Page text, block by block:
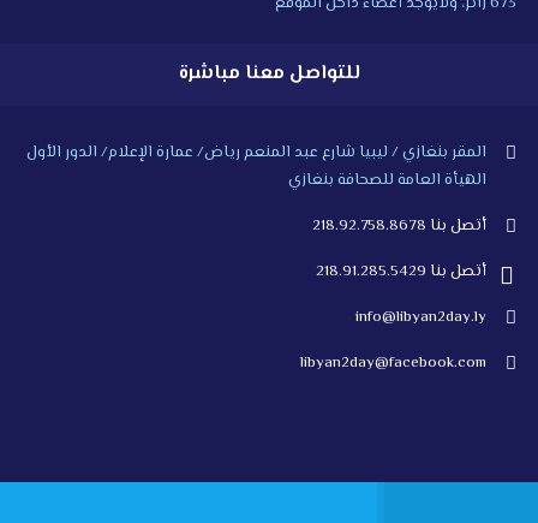
للتواصل معنا مباشرة
المقر بنغازي / ليبيا شارع عبد المنعم رياض/ عمارة الإعلام/ الدور الأول
الهيأة العامة للصحافة بنغازي
أتصل بنا 218.92.758.8678
أتصل بنا 218.91.285.5429
info@libyan2day.ly
libyan2day@facebook.com